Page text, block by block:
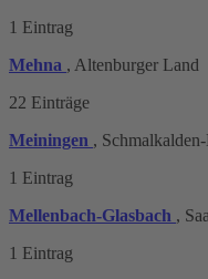
1 Eintrag
Mehna , Altenburger Land
22 Einträge
Meiningen ,
1 Eintrag
Mellenbach-Glasbach ,
1 Eintrag